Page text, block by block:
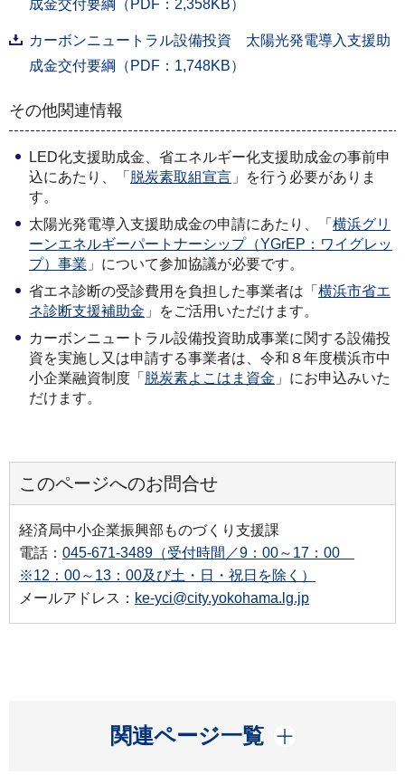
成金交付要綱（PDF：2,358KB）
カーボンニュートラル設備投資 太陽光発電導入支援助
成金交付要綱（PDF：1,748KB）
その他関連情報
LED化支援助成金、省エネルギー化支援助成金の事前申
込にあたり、「 脱炭素取組宣言 」を行う必要がありま
す。
太陽光発電導入支援助成金の申請にあたり、「 横浜グリ
ーンエネルギーパートナーシップ（YGrEP：ワイグレッ
プ）事業 」について参加協議が必要です。
省エネ診断の受診費用を負担した事業者は「 横浜市省エ
ネ診断支援補助金 」をご活用いただけます。
カーボンニュートラル設備投資助成事業に関する設備投
資を実施し又は申請する事業者は、令和８年度横浜市中
小企業融資制度「 脱炭素よこはま資金 」にお申込みいた
だけます。
このページへのお問合せ
経済局中小企業振興部ものづくり支援課
電話： 045-671-3489（受付時間／9：00～17：00
※12：00～13：00及び土・日・祝日を除く）
メールアドレス： ke-yci@city.yokohama.lg.jp
関連ページ一覧
開く